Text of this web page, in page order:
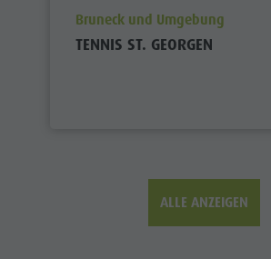
aria.poi_location_prefix
Bruneck und Umgebung
TENNIS ST. GEORGEN
ALLE ANZEIGEN